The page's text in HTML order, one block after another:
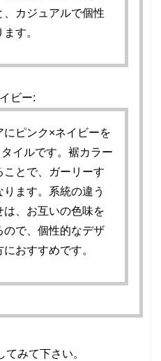
、カジュアルで個性
す。
ビー:
にピンク×ネイビーを
イルです。裾カラー
ことで、ガーリーす
ます。系統の違う
は、お互いの色味を
ので、個性的なデザ
おすすめです。
みて下さい。